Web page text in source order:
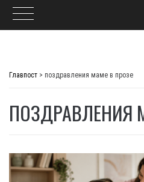
Главпост > поздравления маме в прозе
ПОЗДРАВЛЕНИЯ